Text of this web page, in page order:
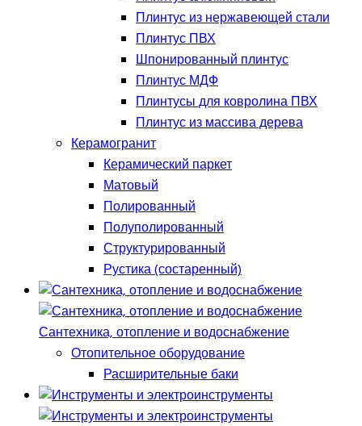
Плинтус из нержавеющей стали
Плинтус ПВХ
Шпонированный плинтус
Плинтус МДФ
Плинтусы для ковролина ПВХ
Плинтус из массива дерева
Керамогранит
Керамический паркет
Матовый
Полированный
Полуполированный
Структурированный
Рустика (состаренный)
Сантехника, отопление и водоснабжение
Отопительное оборудование
Расширительные баки